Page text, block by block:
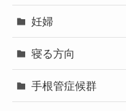
妊婦
寝る方向
手根管症候群